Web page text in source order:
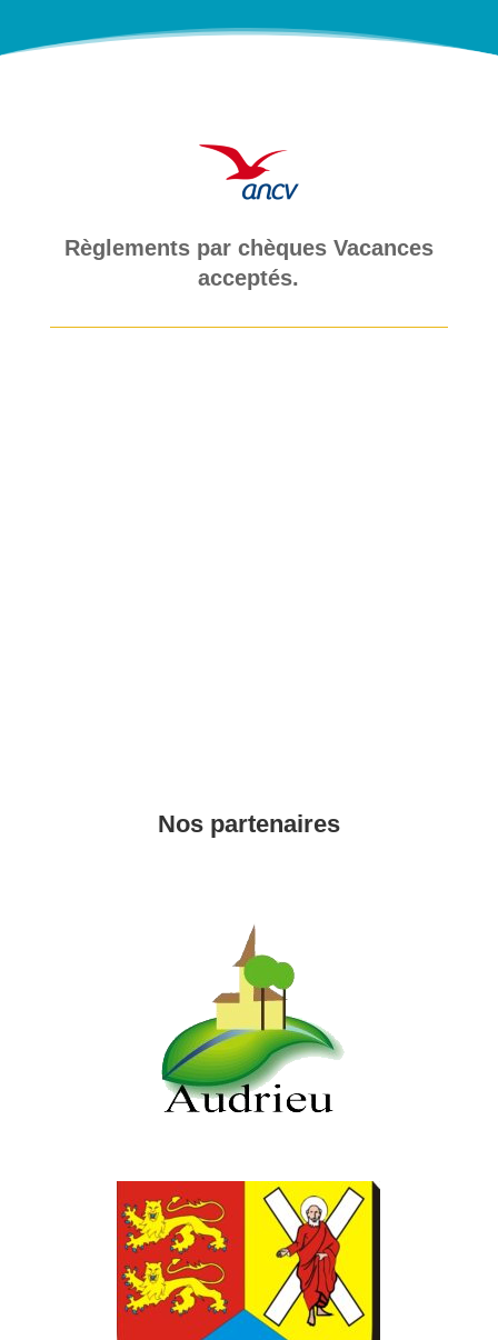
Règlements par chèques Vacances
acceptés.
Nos partenaires